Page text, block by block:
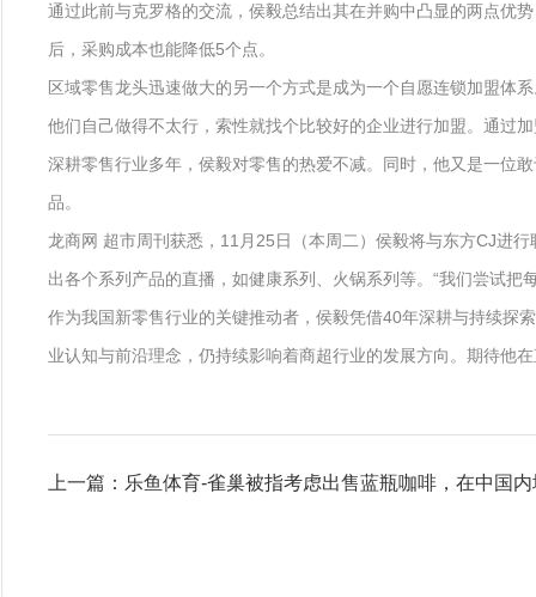
通过此前与克罗格的交流，侯毅总结出其在并购中凸显的两点优
后，采购成本也能降低5个点。
区域零售龙头迅速做大的另一个方式是成为一个自愿连锁加盟体
他们自己做得不太行，索性就找个比较好的企业进行加盟。通过
深耕零售行业多年，侯毅对零售的热爱不减。同时，他又是一位
品。
龙商网 超市周刊获悉，11月25日（本周二）侯毅将与东方CJ进
出各个系列产品的直播，如健康系列、火锅系列等。“我们尝试
作为我国新零售行业的关键推动者，侯毅凭借40年深耕与持续探
业认知与前沿理念，仍持续影响着商超行业的发展方向。期待他
上一篇：乐鱼体育-雀巢被指考虑出售蓝瓶咖啡，在中国